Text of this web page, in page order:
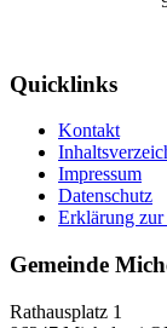
Quicklinks
Kontakt
Impressum
Datenschutz
Erklärung
Gemeinde
Rathausplatz 1